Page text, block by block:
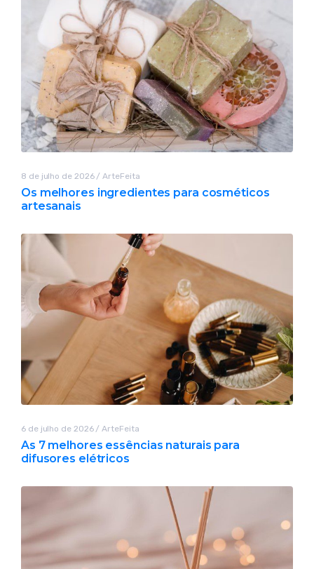
8 de julho de 2026 / ArteFeita
Os melhores ingredientes para cosméticos
artesanais
6 de julho de 2026 / ArteFeita
As 7 melhores essências naturais para
difusores elétricos